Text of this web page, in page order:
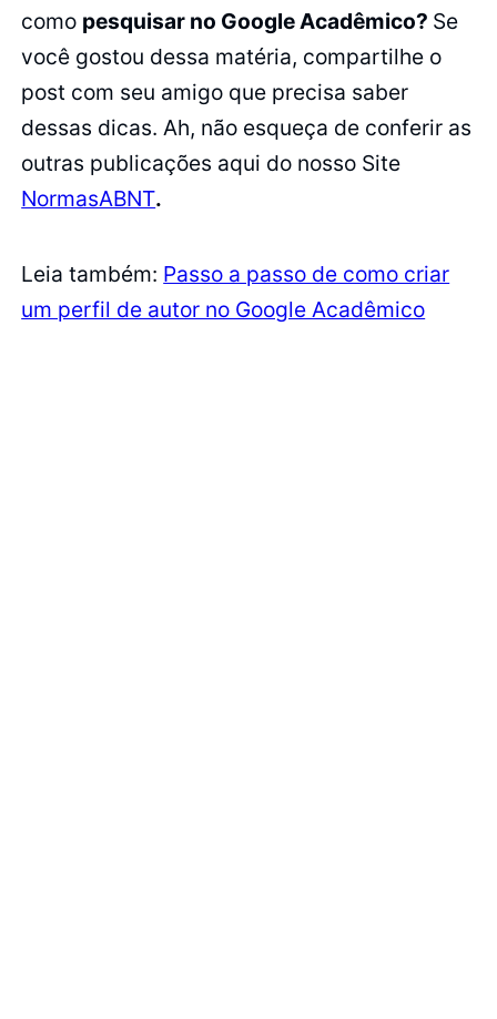
como pesquisar no Google Acadêmico? Se
você gostou dessa matéria, compartilhe o
post com seu amigo que precisa saber
dessas dicas. Ah, não esqueça de conferir as
outras publicações aqui do nosso Site
NormasABNT.
Leia também: Passo a passo de como criar
um perfil de autor no Google Acadêmico